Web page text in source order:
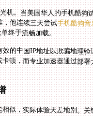
机。当美国华人的手机酷
，他连续三天尝试手机酷狗
终于流畅加载。
的中国IP地址以欺骗地理
顿，而专业加速器通过部署
似，实际体验天差地别。
安全性；带宽资源分配则